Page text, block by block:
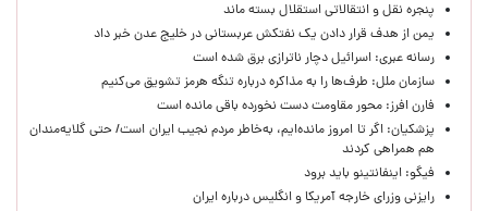
پنجره‌ نقل و انتقالاتی استقلال بسته ماند
یمن از هدف قرار دادن یک نفتکش عربستانی در خلیج عدن خبر داد
رسانه عبری: اسرائیل دچار ناترازی برق شده است
سازمان ملل: طرف‌ها را به مذاکره درباره تنگه هرمز تشویق می‌کنیم
فارن افرز: محور مقاومت دست نخورده باقی مانده است
پزشکیان: اگر تا امروز مانده‌ایم، به‌خاطر مردم نجیب ایران است/ حتی گلایه‌مندان
هم همراهی کردند
فیگو: اینفانتینو باید برود
رایزنی وزرای خارجه آمریکا و انگلیس درباره ایران